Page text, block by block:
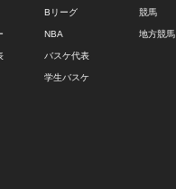
Bリーグ
NBA
バスケ代表
学生バスケ
競馬
地方競馬